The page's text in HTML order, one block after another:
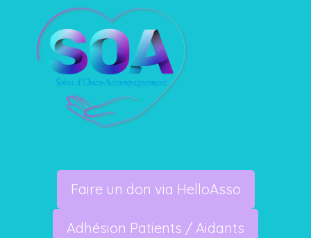
Faire un don via HelloAsso
Adhésion Patients / Aidants